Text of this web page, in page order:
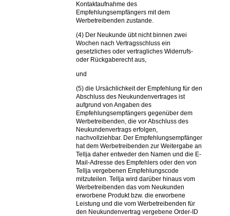
Kontaktaufnahme des
Empfehlungsempfängers mit dem
Werbetreibenden zustande.
(4) Der Neukunde übt nicht binnen zwei
Wochen nach Vertragsschluss ein
gesetzliches oder vertragliches Widerrufs-
oder Rückgaberecht aus,
und
(5) die Ursächlichkeit der Empfehlung für den
Abschluss des Neukundenvertrages ist
aufgrund von Angaben des
Empfehlungsempfängers gegenüber dem
Werbetreibenden, die vor Abschluss des
Neukundenvertrags erfolgen,
nachvollziehbar. Der Empfehlungsempfänger
hat dem Werbetreibenden zur Weitergabe an
Tellja daher entweder den Namen und die E-
Mail-Adresse des Empfehlers oder den von
Tellja vergebenen Empfehlungscode
mitzuteilen. Tellja wird darüber hinaus vom
Werbetreibenden das vom Neukunden
erworbene Produkt bzw. die erworbene
Leistung und die vom Werbetreibenden für
den Neukundenvertrag vergebene Order-ID